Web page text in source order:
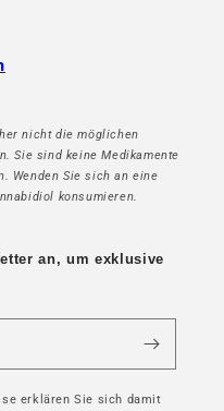
nicht die möglichen
Sie sind keine Medikamente
Wenden Sie sich an eine
konsumieren.
an, um exklusive
erklären Sie sich damit